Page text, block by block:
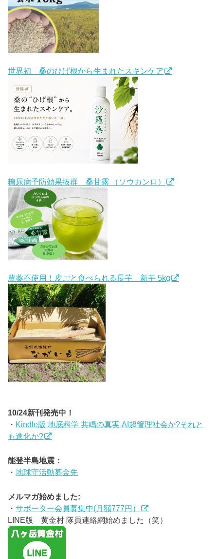
世界初 桑のひげ根から生まれたスキンケア
糖尿病予防効果抜群 桑甘露 （ソウカンロ）
農薬不使用！皮ごと食べられる長芋 新芋 5kg
10/24新刊発売中！
・ Kindle版 地底科学 共鳴の真実 AI超管理社会か?それと
も進化か?
能登半島地震：
・地球守活動募金先
メルマガ始めました:
・サポーター会員募集中(月額777円）
LINE版 黄金村 隊員連絡網始めました（笑）